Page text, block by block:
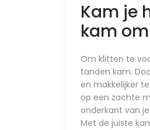
Kam je
kam
Om klitten te
tanden kam.
en makkelijker
op een zachte
onderkant van
Met de juiste